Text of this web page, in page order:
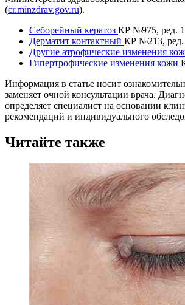
(cr.minzdrav.gov.ru).
Себорейный кератоз КР №975, ред. 1
Дерматит контактный КР №213, ред.
Другие атрофические изменения
Гипертрофические изменения кожи
Информация в статье носит
заменяет очной консультации врача.
определяет специалист на основании
рекомендаций и индивидуального
Читайте также